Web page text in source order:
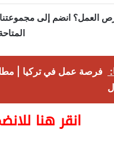
العمل؟ انضم إلى
فرصة عمل في تركيا |
انقر هنا